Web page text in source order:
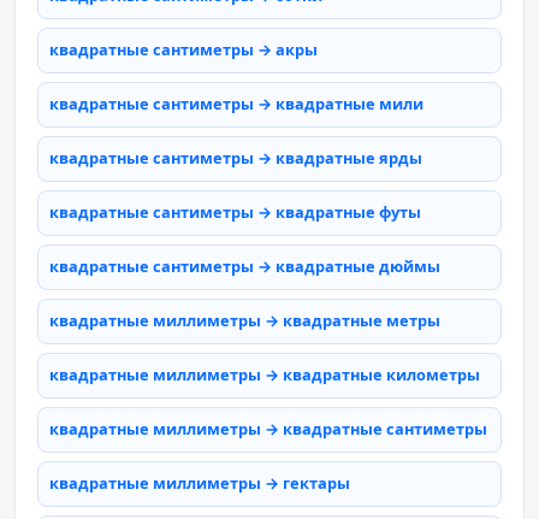
квадратные сантиметры → акры
квадратные сантиметры → квадратные мили
квадратные сантиметры → квадратные ярды
квадратные сантиметры → квадратные футы
квадратные сантиметры → квадратные дюймы
квадратные миллиметры → квадратные метры
квадратные миллиметры → квадратные километры
квадратные миллиметры → квадратные сантиметры
квадратные миллиметры → гектары